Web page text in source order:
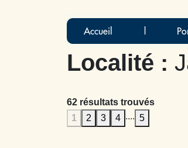
Accueil
Localité :
62 résultats trouvés
1
2 3 4 .... 5